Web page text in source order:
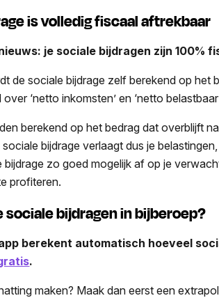
is volledig fiscaal aftrekbaar
je sociale bijdragen zijn 100%
de sociale bijdrage zelf berekend op het
‘netto inkomsten’ en ‘netto belastbaar
berekend op het bedrag dat overblijft
bijdrage verlaagt dus je
bijdrage zo goed mogelijk af op je
profiteren.
sociale bijdragen in bijberoep?
berekent automatisch hoeveel
.
maken? Maak dan eerst een